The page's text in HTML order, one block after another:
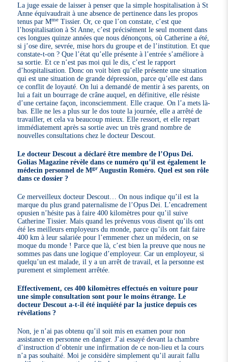
La juge essaie de laisser à penser que la simple hospitalisation à St
Anne équivaudrait à une absence de pertinence dans les propos
tenus par Mme Tissier. Or, ce que l’on constate, c’est que
l’hospitalisation à St Anne, c’est précisément le seul moment dans
ces longues quinze années que nous dénonçons, où Catherine a été,
si j’ose dire, sevrée, mise hors du groupe et de l’institution. Et que
constate-t-on ? Que l’état qu’elle présente à l’entrée s’améliore à
sa sortie. Et ce n’est pas moi qui le dis, c’est le rapport
d’hospitalisation. Donc on voit bien qu’elle présente une situation
qui est une situation de grande dépression, parce qu’elle est dans
ce conflit de loyauté. On lui a demandé de mentir à ses parents, on
lui a fait un bourrage de crâne auquel, en définitive, elle résiste
d’une certaine façon, inconsciemment. Elle craque. On l’a mets là-
bas. Elle ne les a plus sur le dos toute la journée, elle a arrêté de
travailler, et cela va beaucoup mieux. Elle ressort, et elle repart
immédiatement après sa sortie avec un très grand nombre de
nouvelles consultations chez le docteur Descout.
Le docteur Descout a déclaré être membre de l’Opus Dei.
Golias Magazine révèle dans ce numéro qu’il est également le
médecin personnel de Mgr Augustin Roméro. Quel est son rôle
dans ce dossier ?
Ce merveilleux docteur Descout… On nous indique qu’il est la
marque du plus grand paternalisme de l’Opus Dei. L’encadrement
opusien n’hésite pas à faire 400 kilomètres pour qu’il suive
Catherine Tissier. Mais quand les prévenus vous disent qu’ils ont
été les meilleurs employeurs du monde, parce qu’ils ont fait faire
400 km à leur salariée pour l’emmener chez un médecin, on se
moque du monde ! Parce que là, c’est bien la preuve que nous ne
sommes pas dans une logique d’employeur. Car un employeur, si
quelqu’un est malade, il y a un arrêt de travail, et la personne est
purement et simplement arrêtée.
Effectivement, ces 400 kilomètres effectués en voiture pour
une simple consultation sont pour le moins étrange. Le
docteur Descout a-t-il été inquiété par la justice depuis ces
révélations ?
Non, je n’ai pas obtenu qu’il soit mis en examen pour non
assistance en personne en danger. J’ai essayé devant la chambre
d’instruction d’obtenir une infirmation de ce non-lieu et la cours
n’a pas souhaité. Moi je considère simplement qu’il aurait fallu